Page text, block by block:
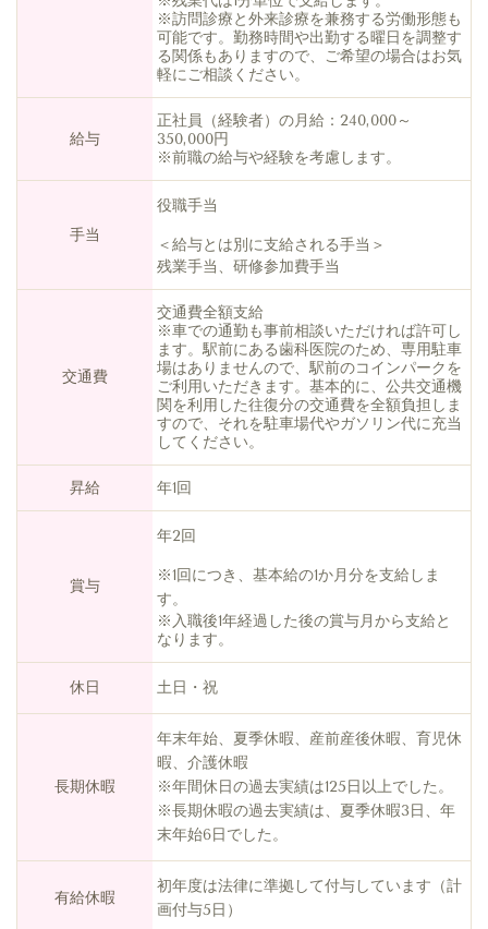
※訪問診療と外来診療を兼務する労働形態も
可能です。勤務時間や出勤する曜日を調整す
る関係もありますので、ご希望の場合はお気
軽にご相談ください。
給与
正社員（経験者）の月給：240,000～
350,000円
※前職の給与や経験を考慮します。
手当
役職手当
＜給与とは別に支給される手当＞
残業手当、研修参加費手当
交通費
交通費全額支給
※車での通勤も事前相談いただければ許可し
ます。駅前にある歯科医院のため、専用駐車
場はありませんので、駅前のコインパークを
ご利用いただきます。基本的に、公共交通機
関を利用した往復分の交通費を全額負担しま
すので、それを駐車場代やガソリン代に充当
してください。
昇給 年1回
賞与
年2回
※1回につき、基本給の1か月分を支給しま
す。
※入職後1年経過した後の賞与月から支給と
なります。
休日 土日・祝
長期休暇
年末年始、夏季休暇、産前産後休暇、育児休
暇、介護休暇
※年間休日の過去実績は125日以上でした。
※長期休暇の過去実績は、夏季休暇3日、年
末年始6日でした。
有給休暇
初年度は法律に準拠して付与しています（計
画付与5日）